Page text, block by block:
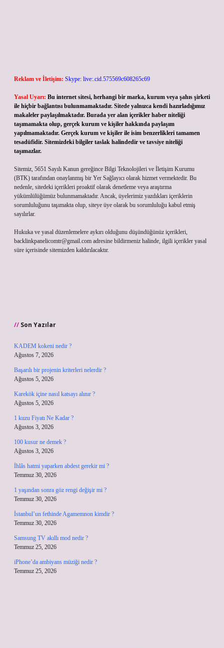
Reklam ve İletişim: Skype: live:.cid.575569c608265c69
Yasal Uyarı: Bu internet sitesi, herhangi bir marka, kurum veya şahıs şirketi
ile hiçbir bağlantısı bulunmamaktadır. Sitede yalnızca kendi hazırladığımız
makaleler paylaşılmaktadır. Burada yer alan içerikler haber niteliği
taşımamakta olup, gerçek kurum ve kişiler hakkında paylaşım
yapılmamaktadır. Gerçek kurum ve kişiler ile isim benzerlikleri tamamen
tesadüfidir. Sitemizdeki bilgiler taslak halindedir ve tavsiye niteliği
taşımazlar.
Sitemiz, 5651 Sayılı Kanun gereğince Bilgi Teknolojileri ve İletişim Kurumu
(BTK) tarafından onaylanmış bir Yer Sağlayıcı olarak hizmet vermektedir. Bu
nedenle, sitedeki içerikleri proaktif olarak denetleme veya araştırma
yükümlülüğümüz bulunmamaktadır. Ancak, üyelerimiz yazdıkları içeriklerin
sorumluluğunu taşımakta olup, siteye üye olarak bu sorumluluğu kabul etmiş
sayılırlar.
Hukuka ve yasal düzenlemelere aykırı olduğunu düşündüğünüz içerikleri,
backlinkpanelicomtr@gmail.com adresine bildirmeniz halinde, ilgili içerikler yasal
süre içerisinde sitemizden kaldırılacaktır.
Son Yazılar
KADEM kokeni nedir ?
Ağustos 7, 2026
Başarılı bir projenin kriterleri nelerdir ?
Ağustos 5, 2026
Karekök içine nasıl katsayı alınır ?
Ağustos 5, 2026
1 kuzu Fiyatı Ne Kadar ?
Ağustos 3, 2026
100 kusur ne demek ?
Ağustos 3, 2026
İhlâs hatmi yaparken abdest gerekir mi ?
Temmuz 30, 2026
1 yaşından sonra göz rengi değişir mi ?
Temmuz 30, 2026
İstanbul’un fethinde Agamemnon kimdir ?
Temmuz 30, 2026
Samsung TV akıllı mod nedir ?
Temmuz 25, 2026
iPhone’da ambiyans müziği nedir ?
Temmuz 25, 2026